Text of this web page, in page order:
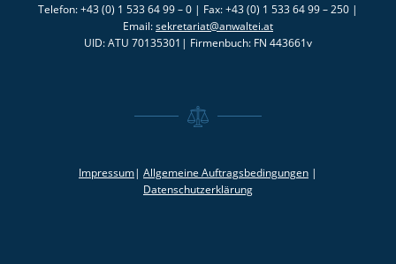
Telefon: +43 (0) 1 533 64 99 – 0 | Fax: +43 (0) 1 533 64 99 – 250 |
Email:sekretariat@anwaltei.at
UID: ATU 70135301| Firmenbuch: FN 443661v
Impressum| Allgemeine Auftragsbedingungen|
Datenschutzerklärung